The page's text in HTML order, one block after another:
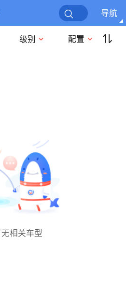
导航
级别 配置
相关车型